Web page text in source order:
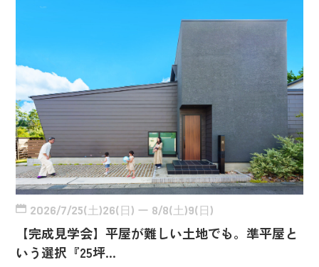
2026/7/25(土)26(日) ー 8/8(土)9(日)
【完成見学会】平屋が難しい土地でも。準平屋と
いう選択『25坪…